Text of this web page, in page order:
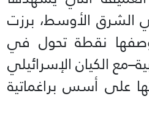
الشرق الأوسط، برزت
نقطة تحول في
الكيان الإسرائيلي
على أسس براغماتية